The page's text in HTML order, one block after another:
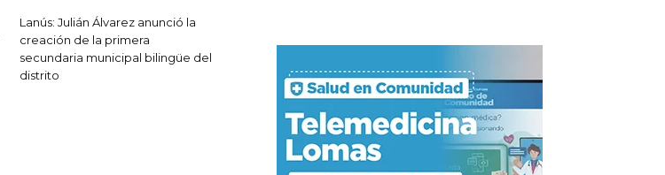
Lanús: Julián Álvarez anunció la
creación de la primera
secundaria municipal bilingüe del
distrito